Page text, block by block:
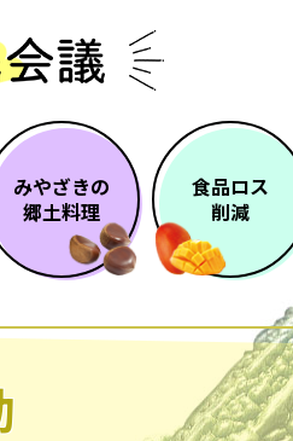
みやざきの
郷土料理
食品ロス
削減